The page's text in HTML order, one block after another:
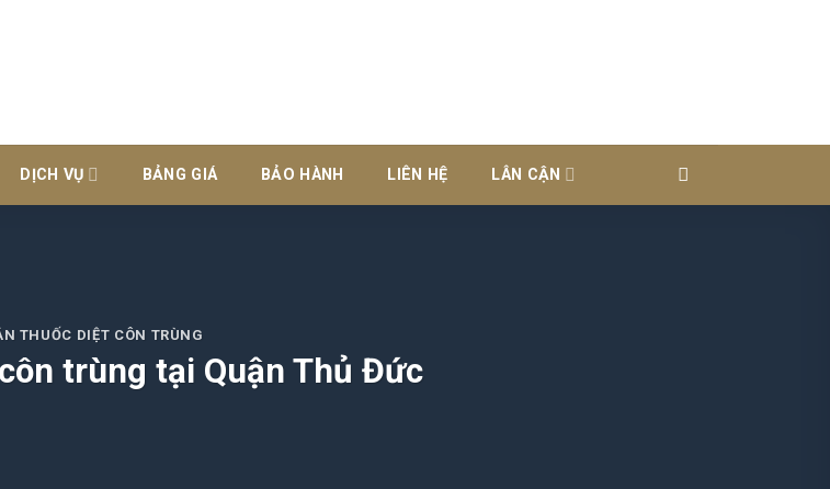
DỊCH VỤ BẢNG GIÁ BẢO HÀNH LIÊN HỆ LÂN CẬN
THUỐC DIỆT CÔN TRÙNG
trùng tại Quận Thủ Đức